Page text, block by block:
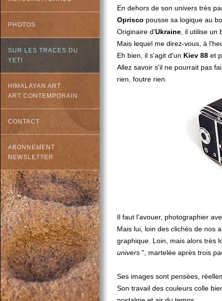
PHOTOS
SUR LES TRACES DU
YETI
HIMALAYAN ART
ART CONTEMPORAIN
CONTACT
ABONNEMENT
NEWSLETTER
En dehors de son univers très
Oprisco pousse sa logique au
Originaire d'Ukraine , il utilise
Mais lequel me direz-vous, à
Eh bien, il s'agit d'un Kiev 88 et
Allez savoir s'il ne pourrait pas
rien, foutre rien.
Il faut l'avouer, photographier
Mais lui, loin des clichés de nos
graphique. Loin, mais alors très
univers ", martelée après trois
Ses images sont pensées,
Son travail des couleurs colle